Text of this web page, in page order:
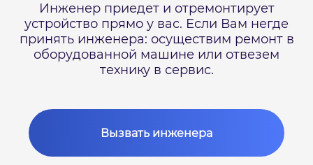
Инженер приедет и отремонтирует
устройство прямо у вас. Если Вам негде
принять инженера: осуществим ремонт в
оборудованной машине или отвезем
технику в сервис.
Вызвать инженера